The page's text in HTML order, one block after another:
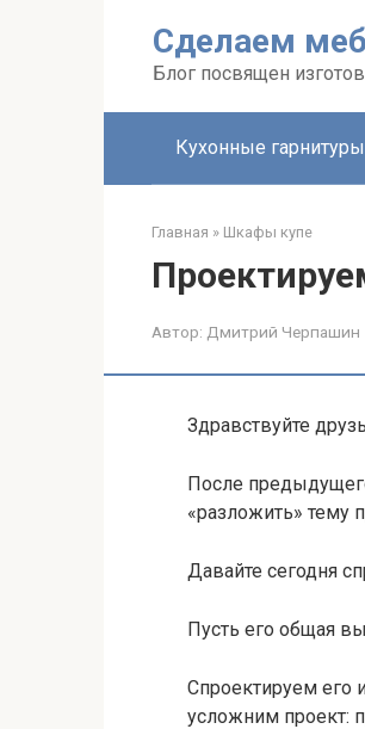
Сделаем
Блог посвящен
Кухонные гарнитуры
Главная » Шкафы купе
Автор: Дмитрий Черпашин
Здравствуйте
После
«разложить» тему
Давайте сегодня
Пусть его общая
Спроектируем его
усложним проект: